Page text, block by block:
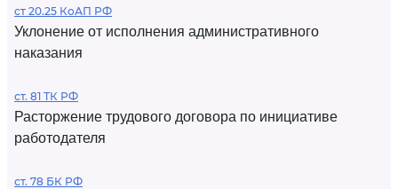
ст 20.25 КоАП РФ
Уклонение от исполнения административного
наказания
ст. 81 ТК РФ
Расторжение трудового договора по инициативе
работодателя
ст. 78 БК РФ